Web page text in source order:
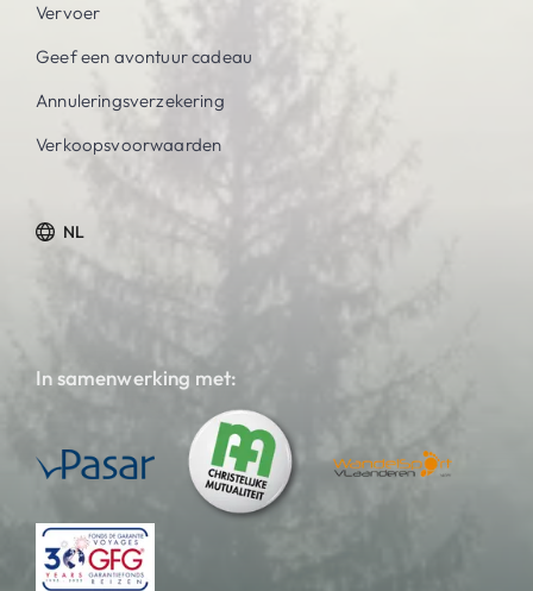
Vervoer
Geef een avontuur cadeau
Annuleringsverzekering
Verkoopsvoorwaarden
NL
In samenwerking met: